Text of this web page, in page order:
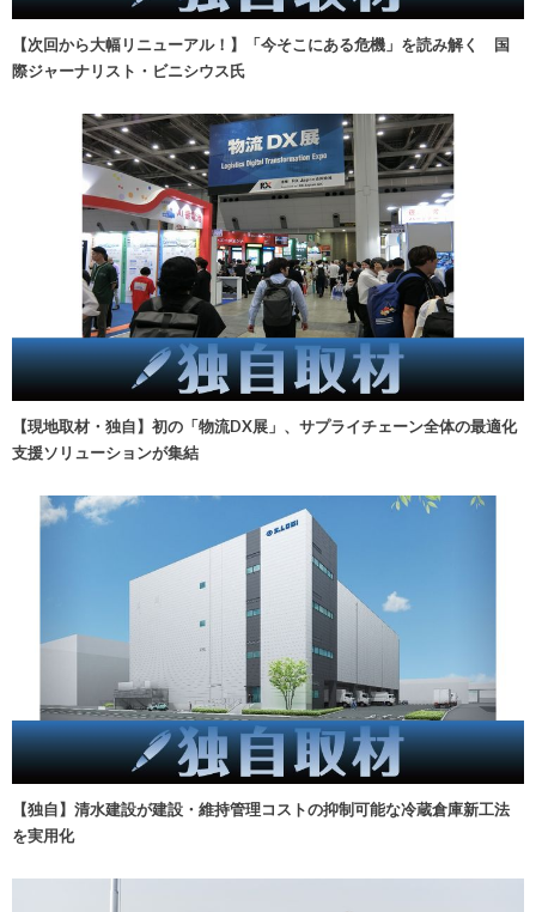
【次回から大幅リニューアル！】「今そこにある危機」を読み解く 国
際ジャーナリスト・ビニシウス氏
【現地取材・独自】初の「物流DX展」、サプライチェーン全体の最適化
支援ソリューションが集結
【独自】清水建設が建設・維持管理コストの抑制可能な冷蔵倉庫新工法
を実用化